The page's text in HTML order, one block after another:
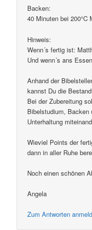
Backen:
40 Minuten bei 200°C
Hinweis:
Wenn´s fertig ist:
Und wenn´s ans
Anhand der
kannst Du die
Bei der Zubereitung
Bibelstudium, Backen
Unterhaltung
Wieviel Points der
dann in aller Ruhe
Noch einen schönen
Angela
Zum Antworten